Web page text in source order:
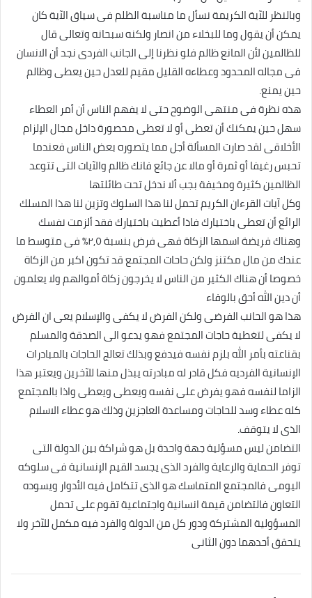
وبالنظر للآية الكريمة نسأل ما مناسبة الظلم فى سياق الآية كان
يمكن أن يقول وما للبخلاء من انصار ولكنه سبحانه وتعالى قال
للظالمين لأن المانع ظالم فلو نظرنا إلى الجانب الفردى نجد أن الانسان
فى مجاله المحدود وعطاءه القليل مقيم للعدل حين يعطى وظالم
حين يمنع.
هذه نظرة فى منتهى الوضوح حتى لا يفهم الناس أن أمر العطاء
سهل حين يمكنك أن تعطى أو لا تعطى محصورة داخل مجال الإلزام
الأخلاقى لقد صارت المسألة أجل مما يتصوره بعض الناس فعندما
تحبس رغيفا أو ثمرة أو مالا عن جائع فانك ظالم والآيات التى تتوعد
الظالمين كثيرة ومخيفة بجب ألا ندخل تحت طائلتها
وكل آيات القرءان الكريم تحمل لنا هذا السلوك وتزين لنا هذا المسلك
الرائع أن تعطى باختيارك فاذا أعطيت باختيارك فقد ألزمت نفسك
وهناك فريضة اسمها الزكاة فهى فرض بنسبة ٢,٥٪ فى متوسط ما
عندك من مال مكتنز ولكن حاحات المجتمع قد تكون اكبر من الزكاة
خصوصا أن هناك الكثير من الناس لا يخرجون زكاة أموالهم ولا يعلمون
أن دين الله أحق بالوفاء
هذا هو الحانب الفرضى ولكن الفرض لا يكفى والإسلام يعى ان الفرض
لا يكفى لتغطية حاجات المجتمع فهو يدعو الى الصدقة والمسلم
بقناعته بأمر الله بلزم نفسه فيدفع وبذلك تعالج الحاجات بالمبادرات
الإنسانية الفرديه فكل قادر له مبادرته يبذل منها للآخرين ويعتبر هذا
الزاما لنفسه فهو يفرض على نفسه ويعطى ويعطى واذا بالمجتمع
كله عطاء وسد للحاجات ومساعدة العاجزين وذلك هو عطاء الاسلام
الذى لا يتوقف.
التضامن ليس مسؤلية جهة واحدة بل هو شراكة بين الدولة التى
توفر الحماية والرعاية والفرد الذى يجسد القيم الإنسانية فى سلوكه
اليومى فالمجتمع المتماسك هو الذى تتكامل فيه الأدوار ويسوده
التعاون فالتضامن قيمة انسانية واجتماعية تقوم على تحمل
المسؤولية المشتركة ودور كل من الدولة والفرد فيه مكمل للآخر ولا
يتحقق أحدهما دون الثانى